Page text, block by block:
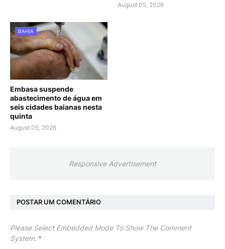
August 05, 2026
BAHIA
Embasa suspende
abastecimento de água em
seis cidades baianas nesta
quinta
August 05, 2026
Responsive Advertisement
POSTAR UM COMENTÁRIO
Please Select Embedded Mode To Show The Comment
System. *